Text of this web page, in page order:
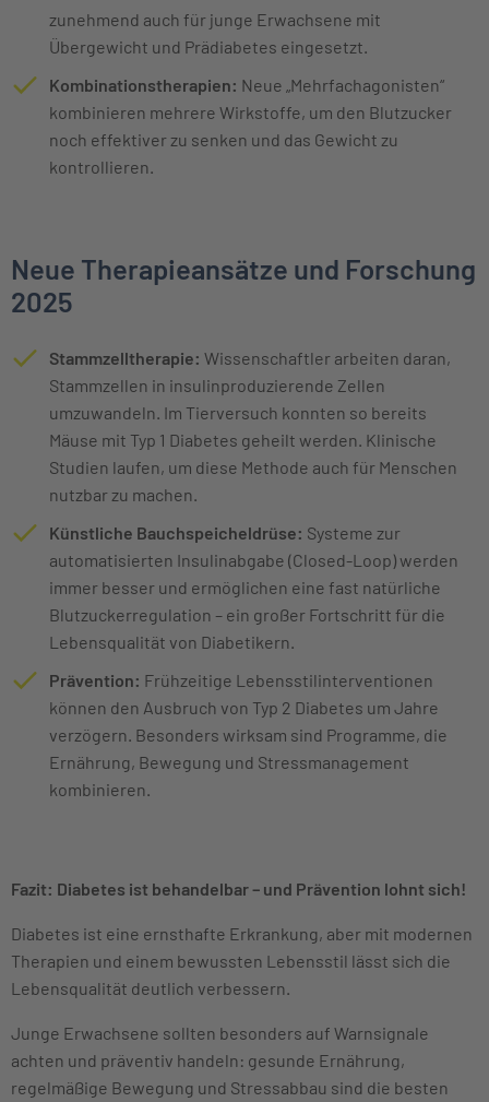
zunehmend auch für junge Erwachsene mit
Übergewicht und Prädiabetes eingesetzt.
Kombinationstherapien: Neue „Mehrfachagonisten“
kombinieren mehrere Wirkstoffe, um den Blutzucker
noch effektiver zu senken und das Gewicht zu
kontrollieren.
Neue Therapieansätze und Forschung
2025
Stammzelltherapie: Wissenschaftler arbeiten daran,
Stammzellen in insulinproduzierende Zellen
umzuwandeln. Im Tierversuch konnten so bereits
Mäuse mit Typ 1 Diabetes geheilt werden. Klinische
Studien laufen, um diese Methode auch für Menschen
nutzbar zu machen.
Künstliche Bauchspeicheldrüse: Systeme zur
automatisierten Insulinabgabe (Closed-Loop) werden
immer besser und ermöglichen eine fast natürliche
Blutzuckerregulation – ein großer Fortschritt für die
Lebensqualität von Diabetikern.
Prävention: Frühzeitige Lebensstilinterventionen
können den Ausbruch von Typ 2 Diabetes um Jahre
verzögern. Besonders wirksam sind Programme, die
Ernährung, Bewegung und Stressmanagement
kombinieren.
Fazit: Diabetes ist behandelbar – und Prävention lohnt sich!
Diabetes ist eine ernsthafte Erkrankung, aber mit modernen
Therapien und einem bewussten Lebensstil lässt sich die
Lebensqualität deutlich verbessern.
Junge Erwachsene sollten besonders auf Warnsignale
achten und präventiv handeln: gesunde Ernährung,
regelmäßige Bewegung und Stressabbau sind die besten